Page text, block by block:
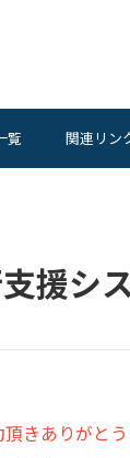
覧 関連リン
援シ
きありがとう